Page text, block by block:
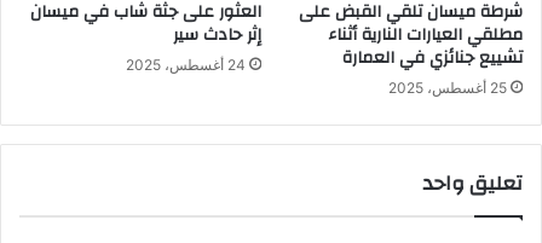
شرطة ميسان تلقي القبض على
مطلقي العيارات النارية أثناء
تشييع جنائزي في العمارة
25 أغسطس، 2025
العثور على جثة شاب في ميسان
إثر حادث سير
24 أغسطس، 2025
تعليق واحد